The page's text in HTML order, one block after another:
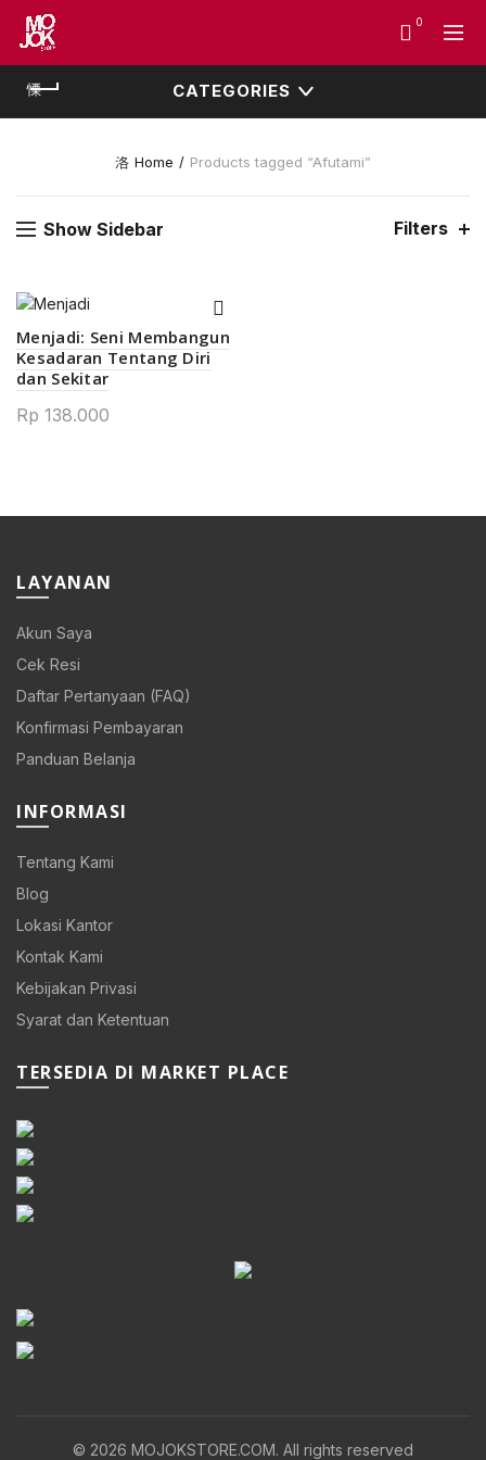
0
CATEGORIES
Home Products tagged “Afutami”
Show Sidebar Filters
Menjadi: Seni Membangun
Kesadaran Tentang Diri
dan Sekitar
Rp 138.000
LAYANAN
Akun Saya
Cek Resi
Daftar Pertanyaan (FAQ)
Konfirmasi Pembayaran
Panduan Belanja
INFORMASI
Tentang Kami
Blog
Lokasi Kantor
Kontak Kami
Kebijakan Privasi
Syarat dan Ketentuan
TERSEDIA DI MARKET PLACE
© 2026 MOJOKSTORE.COM. All rights reserved